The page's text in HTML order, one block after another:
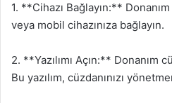
1. **Cihazı Bağlayın:** Donanım
veya mobil cihazınıza bağlayın.
2. **Yazılımı Açın:** Donanım
Bu yazılım, cüzdanınızı